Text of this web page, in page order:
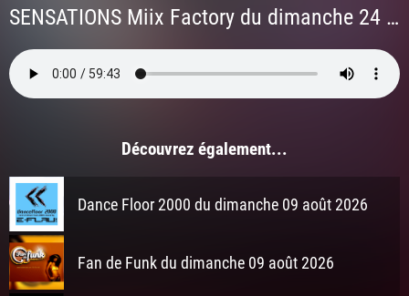
SENSATIONS Miix Factory du dimanche 24 mai 2026 à 2h
Découvrez également...
Dance Floor 2000 du dimanche 09 août 2026
Fan de Funk du dimanche 09 août 2026